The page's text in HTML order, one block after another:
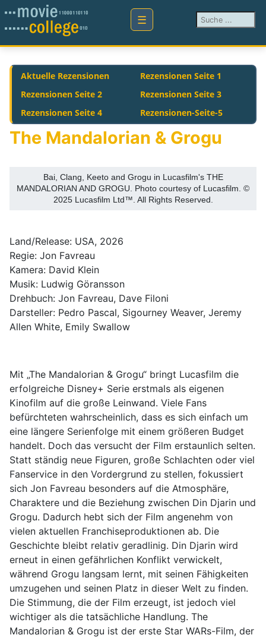
Suchen ...
Aktuelle Rezensionen
Rezensionen Seite 1
Rezensionen Seite 2
Rezensionen Seite 3
Rezensionen Seite 4
Rezensionen-Seite-5
The Mandalorian & Grogu
Bai, Clang, Keeto and Grogu in Lucasfilm's THE
MANDALORIAN AND GROGU. Photo courtesy of Lucasfilm. ©
2025 Lucasfilm Ltd™. All Rights Reserved.
Land/Release: USA, 2026
Regie: Jon Favreau
Kamera: David Klein
Musik: Ludwig Göransson
Drehbuch: Jon Favreau, Dave Filoni
Darsteller: Pedro Pascal, Sigourney Weaver, Jeremy
Allen White, Emily Swallow
Mit „The Mandalorian & Grogu“ bringt Lucasfilm die
erfolgreiche Disney+ Serie erstmals als eigenen
Kinofilm auf die große Leinwand. Viele Fans
befürchteten wahrscheinlich, dass es sich einfach um
eine längere Serienfolge mit einem größeren Budget
handelt. Doch das versucht der Film erstaunlich selten.
Statt ständig neue Figuren, große Schlachten oder viel
Fanservice in den Vordergrund zu stellen, fokussiert
sich Jon Favreau besonders auf die Atmosphäre,
Charaktere und die Beziehung zwischen Din Djarin und
Grogu. Dadurch hebt sich der Film angenehm von
vielen aktuellen Franchiseproduktionen ab. Die
Geschichte bleibt relativ geradlinig. Din Djarin wird
erneut in einen gefährlichen Konflikt verwickelt,
während Grogu langsam lernt, mit seinen Fähigkeiten
umzugehen und seinen Platz in dieser Welt zu finden.
Die Stimmung, die der Film erzeugt, ist jedoch viel
wichtiger als die tatsächliche Handlung. The
Mandalorian & Grogu ist der erste Star WARs-Film, der